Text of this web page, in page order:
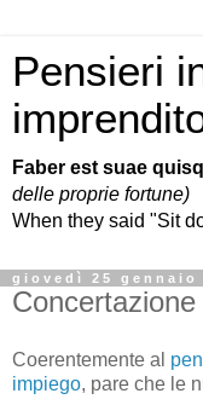
Pensieri
Faber est suae
delle proprie fortune)
When they said "Sit
giovedì 25 gennaio
Concertazione
Coerentemente al
impiego, pare che le